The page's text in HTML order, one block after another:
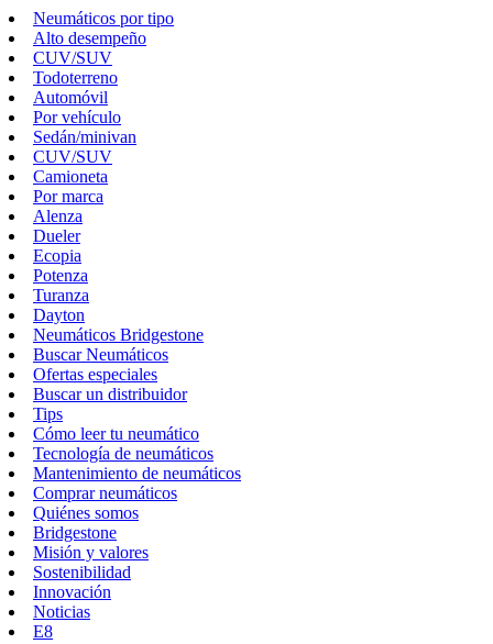
Neumáticos por tipo
Alto desempeño
CUV/SUV
Todoterreno
Automóvil
Por vehículo
Sedán/minivan
CUV/SUV
Camioneta
Por marca
Alenza
Dueler
Ecopia
Potenza
Turanza
Dayton
Neumáticos Bridgestone
Buscar Neumáticos
Ofertas especiales
Buscar un distribuidor
Tips
Cómo leer tu neumático
Tecnología de neumáticos
Mantenimiento de neumáticos
Comprar neumáticos
Quiénes somos
Bridgestone
Misión y valores
Sostenibilidad
Innovación
Noticias
E8